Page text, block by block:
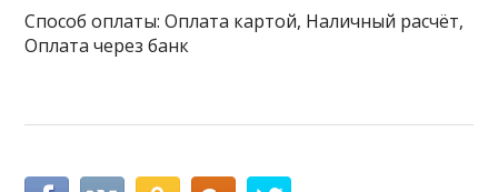
Способ оплаты: Оплата картой, Наличный расчёт,
Оплата через банк